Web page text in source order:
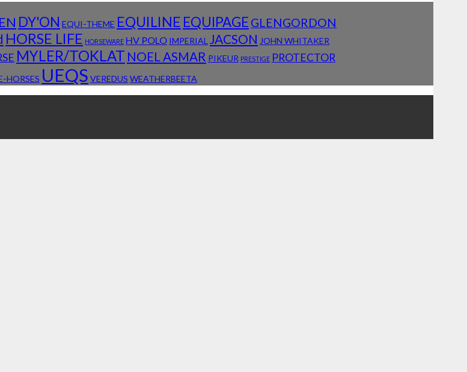
DY'ON EQUI-THEME EQUILINE EQUIPAGE GLENGORDON
HORSE LIFE HORSEWARE HV POLO IMPERIAL JACSON JOHN WHITAKER
MYLER/TOKLAT NOEL ASMAR PIKEUR PRESTIGE PROTECTOR
HORSES UEQS VEREDUS WEATHERBEETA